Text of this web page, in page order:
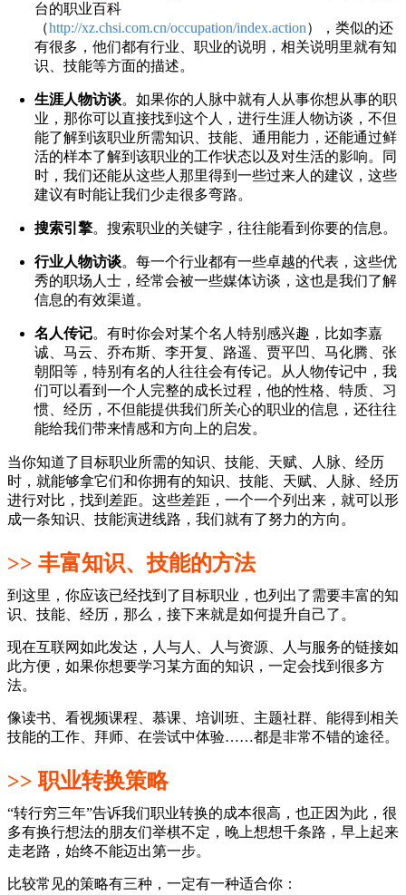
台的职业百科
（http://xz.chsi.com.cn/occupation/index.action），类似的还
有很多，他们都有行业、职业的说明，相关说明里就有知
识、技能等方面的描述。
生涯人物访谈。如果你的人脉中就有人从事你想从事的职
业，那你可以直接找到这个人，进行生涯人物访谈，不但
能了解到该职业所需知识、技能、通用能力，还能通过鲜
活的样本了解到该职业的工作状态以及对生活的影响。同
时，我们还能从这些人那里得到一些过来人的建议，这些
建议有时能让我们少走很多弯路。
搜索引擎。搜索职业的关键字，往往能看到你要的信息。
行业人物访谈。每一个行业都有一些卓越的代表，这些优
秀的职场人士，经常会被一些媒体访谈，这也是我们了解
信息的有效渠道。
名人传记。有时你会对某个名人特别感兴趣，比如李嘉
诚、马云、乔布斯、李开复、路遥、贾平凹、马化腾、张
朝阳等，特别有名的人往往会有传记。从人物传记中，我
们可以看到一个人完整的成长过程，他的性格、特质、习
惯、经历，不但能提供我们所关心的职业的信息，还往往
能给我们带来情感和方向上的启发。
当你知道了目标职业所需的知识、技能、天赋、人脉、经历
时，就能够拿它们和你拥有的知识、技能、天赋、人脉、经历
进行对比，找到差距。这些差距，一个一个列出来，就可以形
成一条知识、技能演进线路，我们就有了努力的方向。
>> 丰富知识、技能的方法
到这里，你应该已经找到了目标职业，也列出了需要丰富的知
识、技能、经历，那么，接下来就是如何提升自己了。
现在互联网如此发达，人与人、人与资源、人与服务的链接如
此方便，如果你想要学习某方面的知识，一定会找到很多方
法。
像读书、看视频课程、慕课、培训班、主题社群、能得到相关
技能的工作、拜师、在尝试中体验……都是非常不错的途径。
>> 职业转换策略
“转行穷三年”告诉我们职业转换的成本很高，也正因为此，很
多有换行想法的朋友们举棋不定，晚上想想千条路，早上起来
走老路，始终不能迈出第一步。
比较常见的策略有三种，一定有一种适合你：